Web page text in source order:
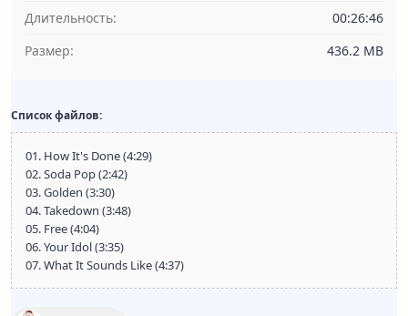
Длительность:
00:26:46
Размер:
436.2 MB
Список файлов:
01. How It's Done (4:29)
02. Soda Pop (2:42)
03. Golden (3:30)
04. Takedown (3:48)
05. Free (4:04)
06. Your Idol (3:35)
07. What It Sounds Like (4:37)